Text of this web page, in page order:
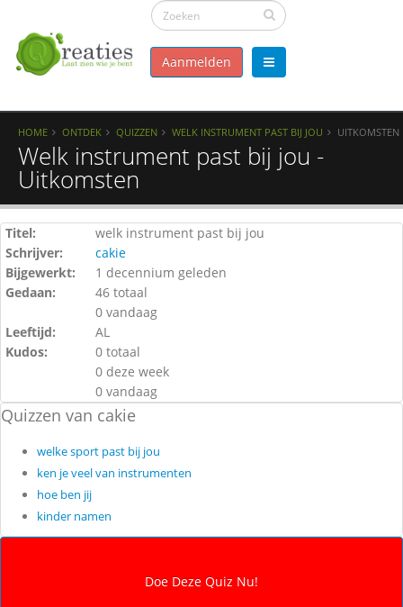
Aanmelden
HOME ONTDEK QUIZZEN WELK INSTRUMENT PAST BIJ JOU UITKOMSTEN
Welk instrument past bij jou -
Uitkomsten
Titel:
welk instrument past bij jou
Schrijver:
cakie
Bijgewerkt:
1 decennium geleden
Gedaan:
46 totaal
0 vandaag
Leeftijd:
AL
Kudos:
0 totaal
0 deze week
0 vandaag
Quizzen van cakie
welke sport past bij jou
ken je veel van instrumenten
hoe ben jij
kinder namen